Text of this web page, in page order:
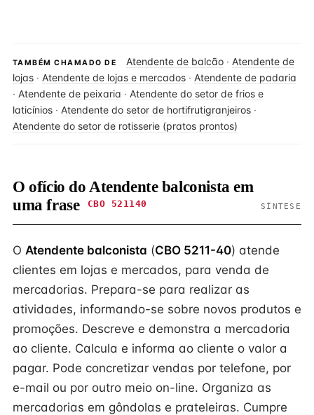
TAMBÉM CHAMADO DE Atendente de balcão · Atendente de
lojas · Atendente de lojas e mercados · Atendente de padaria
· Atendente de peixaria · Atendente do setor de frios e
laticínios · Atendente do setor de hortifrutigranjeiros ·
Atendente do setor de rotisserie (pratos prontos)
O ofício do Atendente balconista em
uma frase
CBO 521140 SÍNTESE
O Atendente balconista (CBO 5211-40) atende
clientes em lojas e mercados, para venda de
mercadorias. Prepara-se para realizar as
atividades, informando-se sobre novos produtos e
promoções. Descreve e demonstra a mercadoria
ao cliente. Calcula e informa ao cliente o valor a
pagar. Pode concretizar vendas por telefone, por
e-mail ou por outro meio on-line. Organiza as
mercadorias em gôndolas e prateleiras. Cumpre